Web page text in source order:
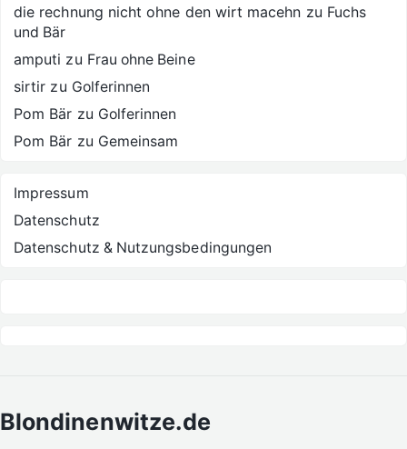
die rechnung nicht ohne den wirt macehn zu Fuchs
und Bär
amputi zu Frau ohne Beine
sirtir zu Golferinnen
Pom Bär zu Golferinnen
Pom Bär zu Gemeinsam
Impressum
Datenschutz
Datenschutz & Nutzungsbedingungen
Blondinenwitze.de